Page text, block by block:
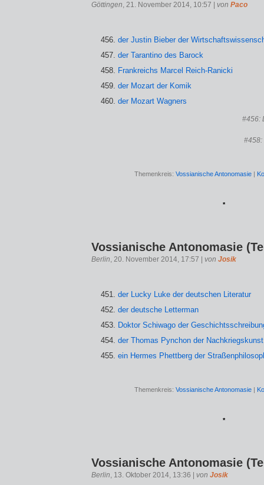
Göttingen, 21. November 2014, 10:57 | von Paco
der Justin Bieber der
der Tarantino des Barock
Frankreichs Marcel Reich-Ranicki
der Mozart der Komik
der Mozart Wagners
#456:
Themenkreis: Vossianische Antonomasie |
*
Vossianische Antonomasie
Berlin, 20. November 2014, 17:57 | von Josik
der Lucky Luke der deutschen Literatur
der deutsche Letterman
Doktor Schiwago der
der Thomas Pynchon der Nachkriegskunst
ein Hermes Phettberg der
Themenkreis: Vossianische Antonomasie |
*
Vossianische Antonomasie
Berlin, 13. Oktober 2014, 13:36 | von Josik